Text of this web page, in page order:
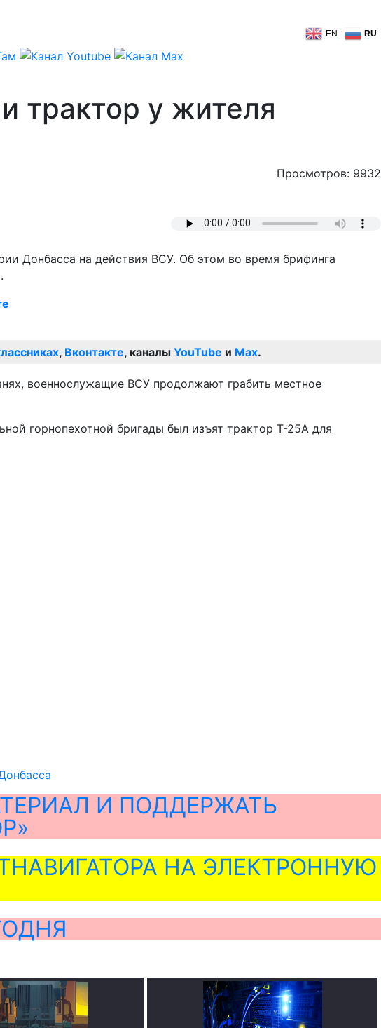
EN RU
трактор у жителя
Просмотров: 9932
Донбасса на действия ВСУ. Об этом во время брифинга
, Вконтакте, каналы YouTube и Max.
военнослужащие ВСУ продолжают грабить местное
горнопехотной бригады был изъят трактор Т-25А для
И ПОДДЕРЖАТЬ
НА ЭЛЕКТРОННУЮ